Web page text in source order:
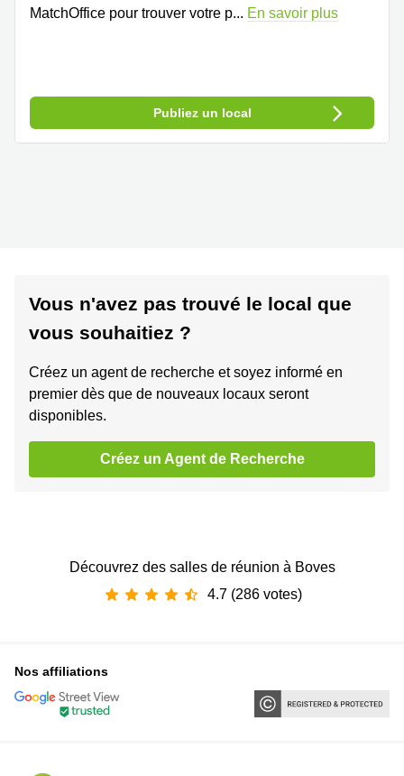
MatchOffice pour trouver votre p... En savoir plus
Publiez un local
Vous n'avez pas trouvé le local que
vous souhaitiez ?
Créez un agent de recherche et soyez informé en
premier dès que de nouveaux locaux seront
disponibles.
Créez un Agent de Recherche
Découvrez des salles de réunion à Boves
4.7 (286 votes)
Nos affiliations